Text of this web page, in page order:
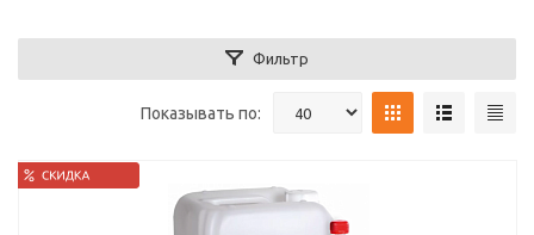
Фильтр
Показывать по: